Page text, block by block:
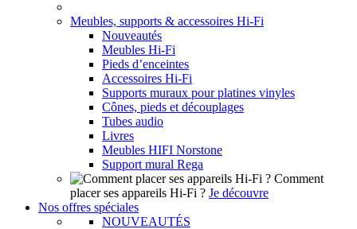
Meubles, supports & accessoires Hi-Fi
Nouveautés
Meubles Hi-Fi
Pieds d’enceintes
Accessoires Hi-Fi
Supports muraux pour platines vinyles
Cônes, pieds et découplages
Tubes audio
Livres
Meubles HIFI Norstone
Support mural Rega
Comment
placer ses appareils Hi-Fi ? Je découvre
Nos offres spéciales
NOUVEAUTÉS